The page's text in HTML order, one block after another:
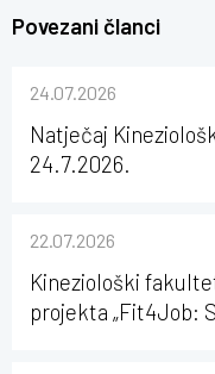
Povezani članci
24.07.2026
Natječaj
24.7.2026.
22.07.2026
Kineziološki
projekta „Fit4Job: